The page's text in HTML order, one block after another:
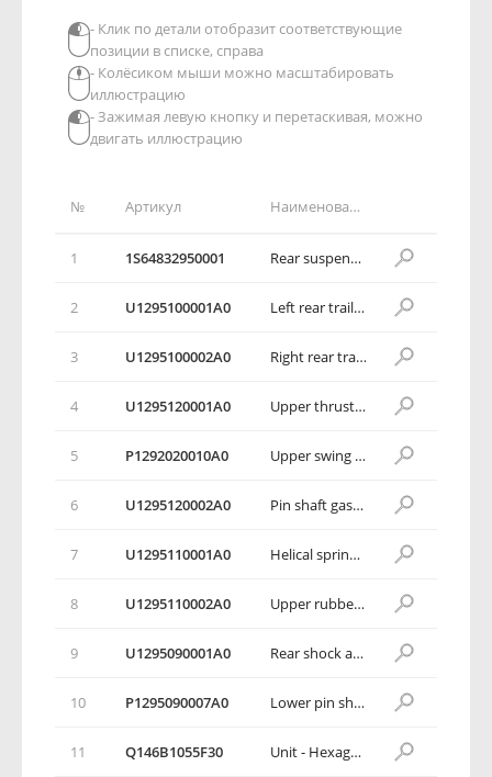
№ Артикул Наименование детали
1 1S64832950001 Rear suspension
2 U1295100001А0 Left rear trailing arm assembly
3 U1295100002A0 Right rear trailing arm assembly
4 U1295120001А0 Upper thrust rod assembly
5 Р1292020010А0 Upper swing arm shaft nut
6 U1295120002A0 Pin shaft gasket assembling unit of upper traction bar
7 U1295110001A0 Helical spring (RR)
8 U1295110002A0 Upper rubber base of spring
9 U1295090001А0 Rear shock absorber assembly
10 Р1295090007А0 Lower pin shaft for rear cushion
11 Q146B1055F30 Unit - Hexagon head bolt, spring washer and plain washer
- Клик по детали отобразит соответствующие
позиции в списке, справа
- Колёсиком мыши можно масштабировать
иллюстрацию
- Зажимая левую кнопку и перетаскивая, можно
двигать иллюстрацию